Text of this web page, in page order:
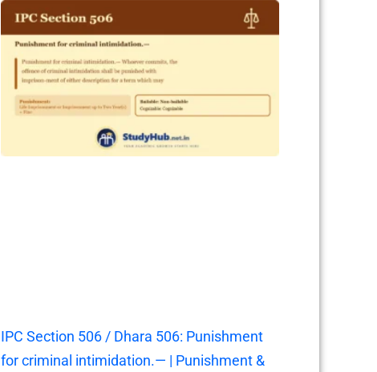
IPC Section 506 / Dhara 506: Punishment
for criminal intimidation.— | Punishment &